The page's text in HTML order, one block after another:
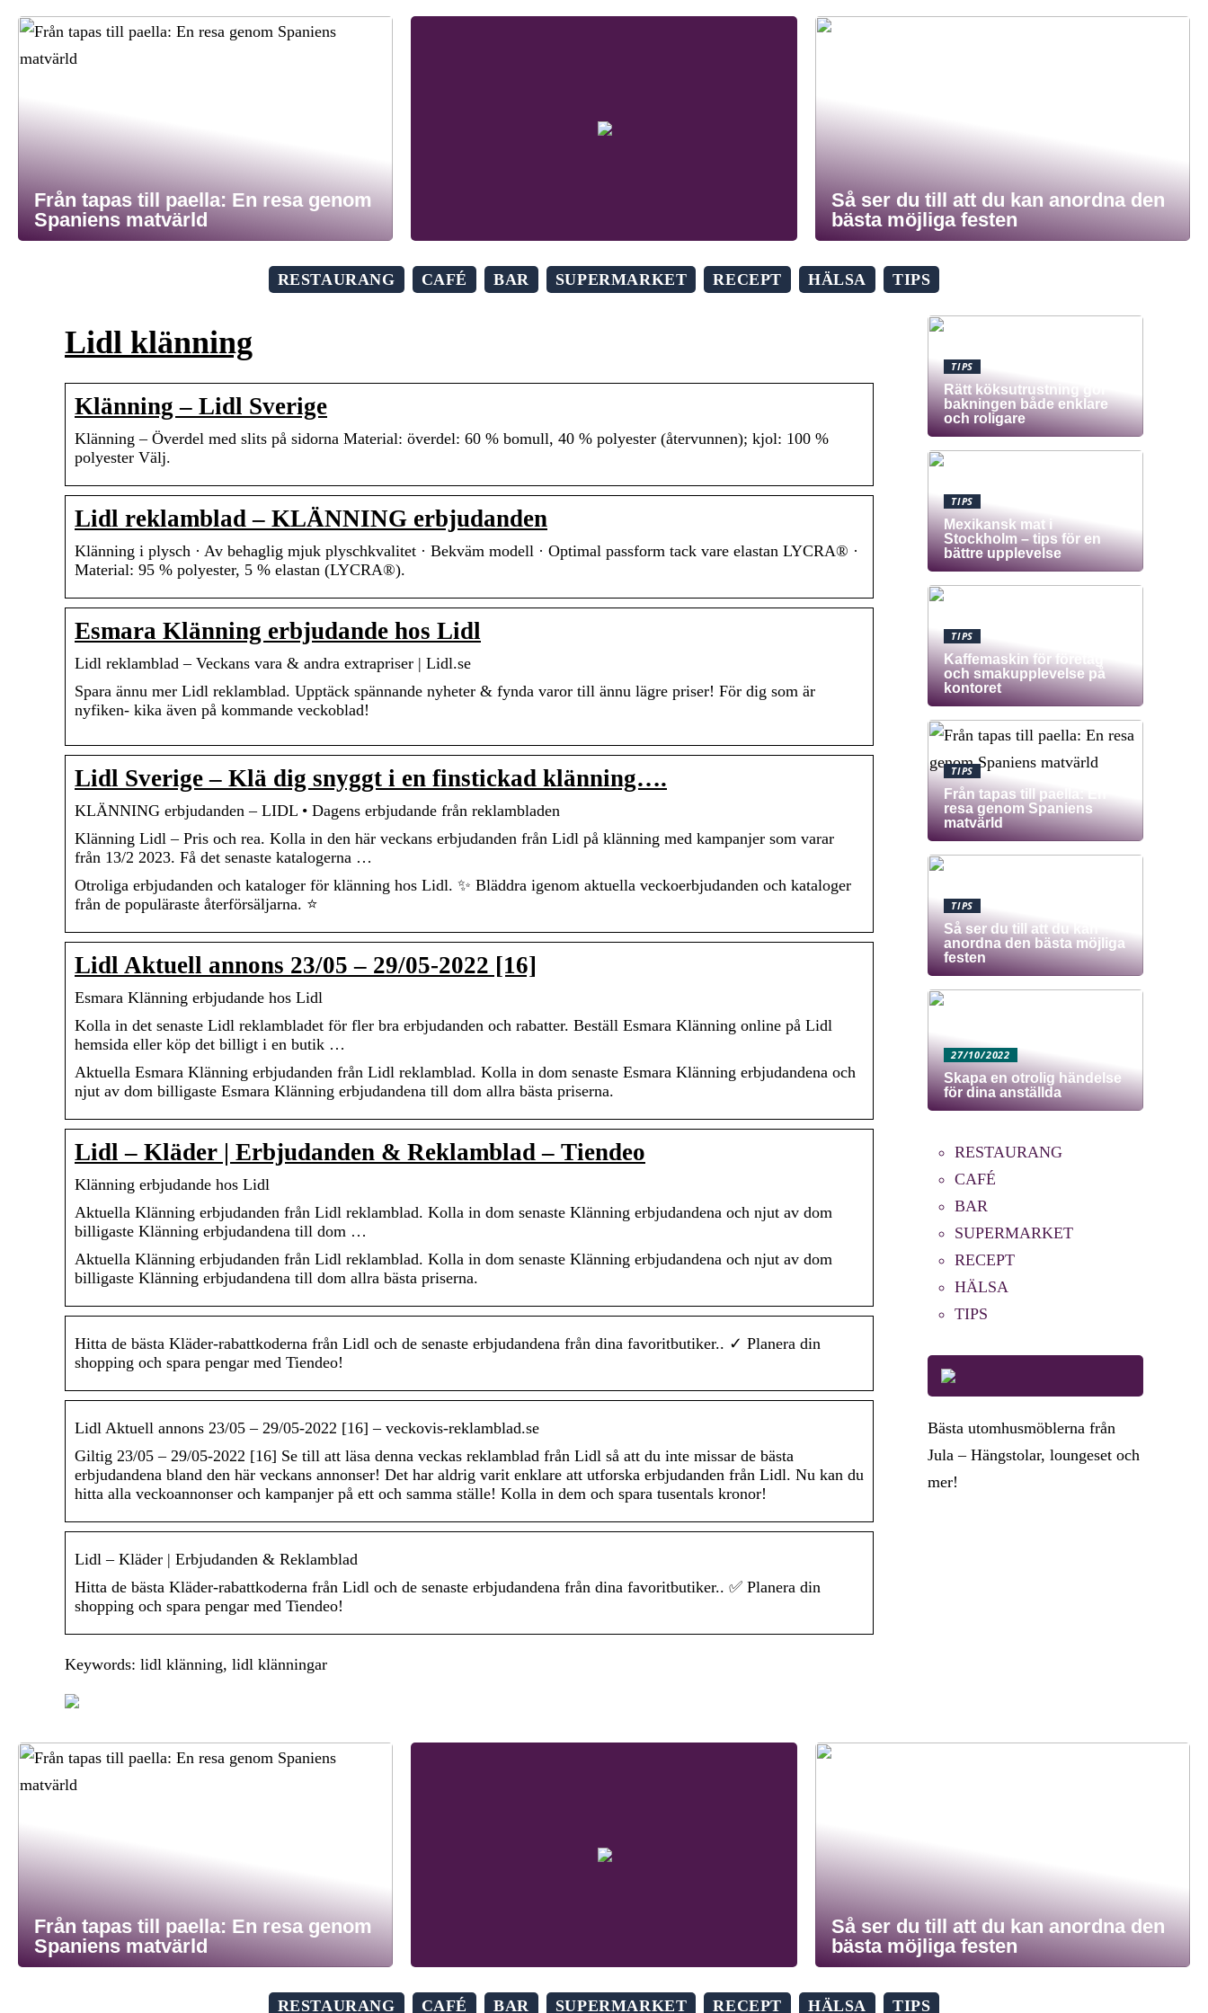
Från tapas till paella: En resa genom
Spaniens matvärld
Så ser du till att du kan anordna den
bästa möjliga festen
RESTAURANG CAFÉ BAR SUPERMARKET RECEPT HÄLSA TIPS
Lidl klänning
Klänning – Lidl Sverige
Klänning – Överdel med slits på sidorna Material: överdel: 60 % bomull, 40 % polyester (återvunnen); kjol: 100 %
polyester Välj.
Lidl reklamblad – KLÄNNING erbjudanden
Klänning i plysch · Av behaglig mjuk plyschkvalitet · Bekväm modell · Optimal passform tack vare elastan LYCRA® ·
Material: 95 % polyester, 5 % elastan (LYCRA®).
Esmara Klänning erbjudande hos Lidl
Lidl reklamblad – Veckans vara & andra extrapriser | Lidl.se
Spara ännu mer Lidl reklamblad. Upptäck spännande nyheter & fynda varor till ännu lägre priser! För dig som är
nyfiken- kika även på kommande veckoblad!
Lidl Sverige – Klä dig snyggt i en finstickad klänning….
KLÄNNING erbjudanden – LIDL • Dagens erbjudande från reklambladen
Klänning Lidl – Pris och rea. Kolla in den här veckans erbjudanden från Lidl på klänning med kampanjer som varar
från 13/2 2023. Få det senaste katalogerna …
Otroliga erbjudanden och kataloger för klänning hos Lidl. ✨ Bläddra igenom aktuella veckoerbjudanden och kataloger
från de populäraste återförsäljarna. ⭐
Lidl Aktuell annons 23/05 – 29/05-2022 [16]
Esmara Klänning erbjudande hos Lidl
Kolla in det senaste Lidl reklambladet för fler bra erbjudanden och rabatter. Beställ Esmara Klänning online på Lidl
hemsida eller köp det billigt i en butik …
Aktuella Esmara Klänning erbjudanden från Lidl reklamblad. Kolla in dom senaste Esmara Klänning erbjudandena och
njut av dom billigaste Esmara Klänning erbjudandena till dom allra bästa priserna.
Lidl – Kläder | Erbjudanden & Reklamblad – Tiendeo
Klänning erbjudande hos Lidl
Aktuella Klänning erbjudanden från Lidl reklamblad. Kolla in dom senaste Klänning erbjudandena och njut av dom
billigaste Klänning erbjudandena till dom …
Aktuella Klänning erbjudanden från Lidl reklamblad. Kolla in dom senaste Klänning erbjudandena och njut av dom
billigaste Klänning erbjudandena till dom allra bästa priserna.
Hitta de bästa Kläder-rabattkoderna från Lidl och de senaste erbjudandena från dina favoritbutiker.. ✓ Planera din
shopping och spara pengar med Tiendeo!
Lidl Aktuell annons 23/05 – 29/05-2022 [16] – veckovis-reklamblad.se
Giltig 23/05 – 29/05-2022 [16] Se till att läsa denna veckas reklamblad från Lidl så att du inte missar de bästa
erbjudandena bland den här veckans annonser! Det har aldrig varit enklare att utforska erbjudanden från Lidl. Nu kan du
hitta alla veckoannonser och kampanjer på ett och samma ställe! Kolla in dem och spara tusentals kronor!
Lidl – Kläder | Erbjudanden & Reklamblad
Hitta de bästa Kläder-rabattkoderna från Lidl och de senaste erbjudandena från dina favoritbutiker.. ✅ Planera din
shopping och spara pengar med Tiendeo!
Keywords: lidl klänning, lidl klänningar
TIPS
Rätt köksutrustning gör
bakningen både enklare
och roligare
TIPS
Mexikansk mat i
Stockholm – tips för en
bättre upplevelse
TIPS
Kaffemaskin för företag
och smakupplevelse på
kontoret
TIPS
Från tapas till paella: En
resa genom Spaniens
matvärld
TIPS
Så ser du till att du kan
anordna den bästa möjliga
festen
27/10/2022
Skapa en otrolig händelse
för dina anställda
RESTAURANG
CAFÉ
BAR
SUPERMARKET
RECEPT
HÄLSA
TIPS
Bästa utomhusmöblerna från
Jula – Hängstolar, loungeset och
mer!
Från tapas till paella: En resa genom
Spaniens matvärld
Så ser du till att du kan anordna den
bästa möjliga festen
RESTAURANG CAFÉ BAR SUPERMARKET RECEPT HÄLSA TIPS